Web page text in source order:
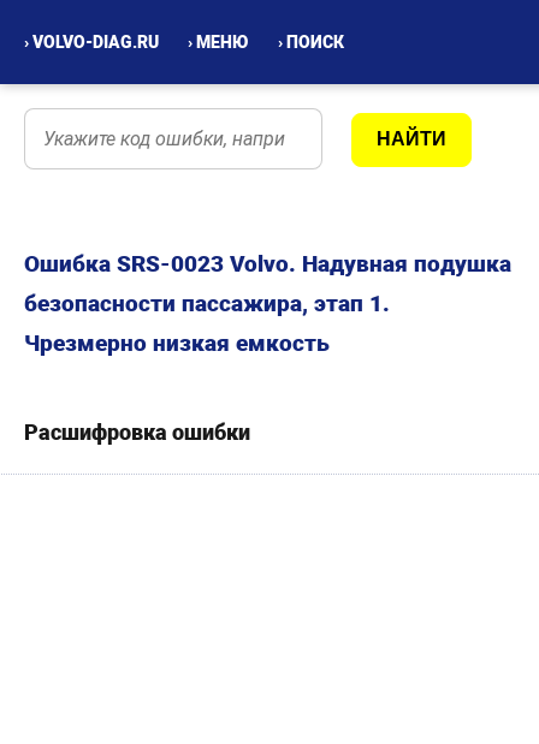
› VOLVO-DIAG.RU › МЕНЮ › ПОИСК
Ошибка SRS-0023 Volvo. Надувная подушка
безопасности пассажира, этап 1.
Чрезмерно низкая емкость
Расшифровка ошибки